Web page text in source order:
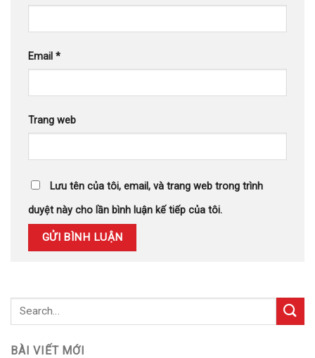
Email *
Trang web
Lưu tên của tôi, email, và trang web trong trình
duyệt này cho lần bình luận kế tiếp của tôi.
BÀI VIẾT MỚI